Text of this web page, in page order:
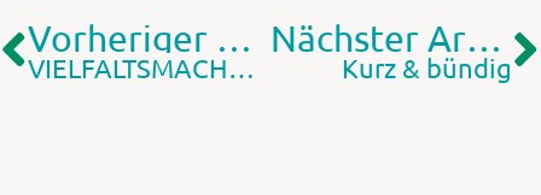
Vorheriger Artikel
VIELFALTSMACHER – (G)ARTEN.REICH.NATUR
Nächster Artikel
Kurz & bündig